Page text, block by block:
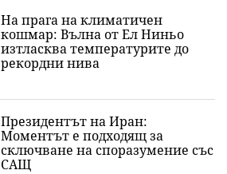
На прага на климатичен
кошмар: Вълна от Ел Ниньо
изтласква температурите до
рекордни нива
Президентът на Иран:
Моментът е подходящ за
сключване на споразумение със
САЩ